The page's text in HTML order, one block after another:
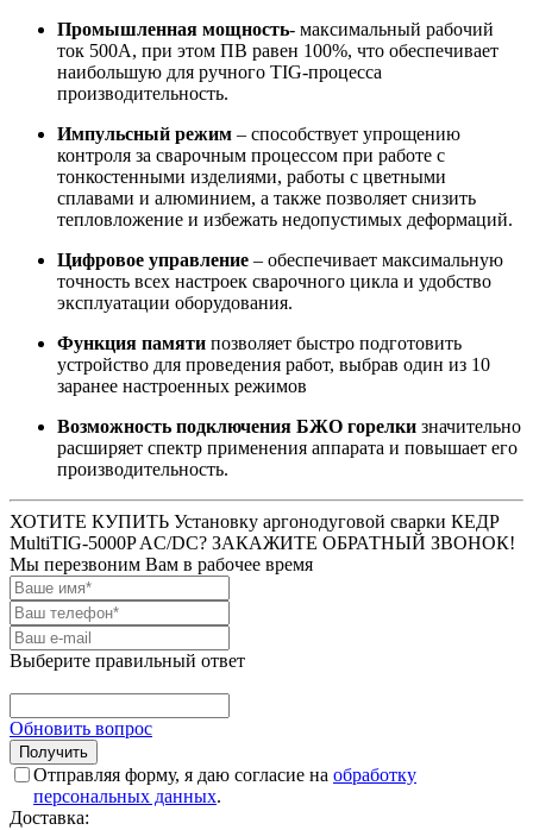
Промышленная мощность- максимальный рабочий
ток 500А, при этом ПВ равен 100%, что обеспечивает
наибольшую для ручного TIG-процесса
производительность.
Импульсный режим – способствует упрощению
контроля за сварочным процессом при работе с
тонкостенными изделиями, работы с цветными
сплавами и алюминием, а также позволяет снизить
тепловложение и избежать недопустимых деформаций.
Цифровое управление – обеспечивает максимальную
точность всех настроек сварочного цикла и удобство
эксплуатации оборудования.
Функция памяти позволяет быстро подготовить
устройство для проведения работ, выбрав один из 10
заранее настроенных режимов
Возможность подключения БЖО горелки значительно
расширяет спектр применения аппарата и повышает его
производительность.
ХОТИТЕ КУПИТЬ Установку аргонодуговой сварки КЕДР
MultiTIG-5000P AC/DC? ЗАКАЖИТЕ ОБРАТНЫЙ ЗВОНОК!
Мы перезвоним Вам в рабочее время
Выберите правильный ответ
Обновить вопрос
Отправляя форму, я даю согласие на обработку
персональных данных.
Доставка: